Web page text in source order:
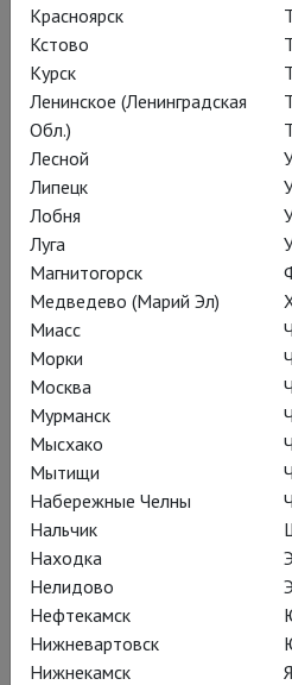
Известно, что
Онегина» сначала в
императорских
больших оперных
случилось вопреки
Чайковского. Он
«Онегина»
камерном формате и
определил как
Кристоф Лой
в театр
В программке жанр
затей обозначается
Красноярск
Кстово
Курск
Ленинское (Ленинградская
Обл.)
Лесной
Липецк
Лобня
Луга
Магнитогорск
Медведево (Марий Эл)
Миасс
Морки
Москва
Мурманск
Мысхако
Мытищи
Набережные Челны
Нальчик
Находка
Нелидово
Нефтекамск
Нижневартовск
Нижнекамск